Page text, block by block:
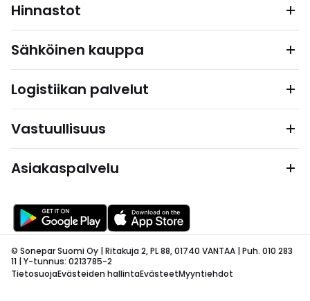
Hinnastot
Sähköinen kauppa
Logistiikan palvelut
Vastuullisuus
Asiakaspalvelu
© Sonepar Suomi Oy | Ritakuja 2, PL 88, 01740 VANTAA | Puh. 010 283
11 | Y-tunnus: 0213785-2
TietosuojaEvästeiden hallintaEvästeetMyyntiehdot